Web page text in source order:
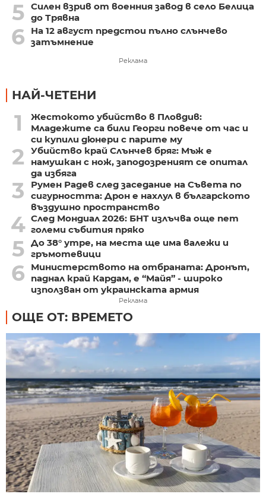
5 Силен взрив от военния завод в село Белица
до Трявна
6
На 12 август предстои пълно слънчево
затъмнение
Реклама
НАЙ-ЧЕТЕНИ
1
Жестокото убийство в Пловдив:
Младежите са били Георги повече от час и
си купили дюнери с парите му
2
Убийство край Слънчев бряг: Мъж е
намушкан с нож, заподозреният се опитал
да избяга
3
Румен Радев след заседание на Съвета по
сигурността: Дрон е нахлул в българското
въздушно пространство
4 След Мондиал 2026: БНТ излъчва още пет
големи събития пряко
5 До 38° утре, на места ще има валежи и
гръмотевици
6
Министерството на отбраната: Дронът,
паднал край Кардам, е “Майя” - широко
използван от украинската армия
Реклама
ОЩЕ ОТ: ВРЕМЕТО